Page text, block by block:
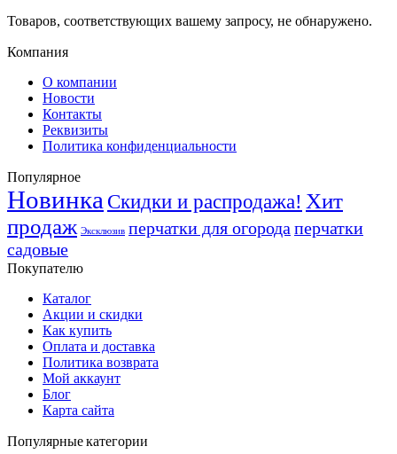
Товаров, соответствующих вашему запросу, не обнаружено.
Компания
О компании
Новости
Контакты
Реквизиты
Политика конфиденциальности
Популярное
Новинка Скидки и распродажа! Хит
продаж Эксклюзив перчатки для огорода перчатки
садовые
Покупателю
Каталог
Акции и скидки
Как купить
Оплата и доставка
Политика возврата
Мой аккаунт
Блог
Карта сайта
Популярные категории